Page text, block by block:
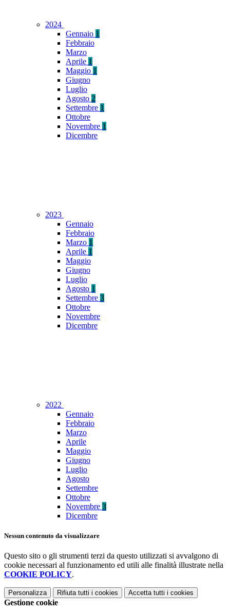
2024
Gennaio 1
Febbraio
Marzo
Aprile 1
Maggio 1
Giugno
Luglio
Agosto 2
Settembre 1
Ottobre
Novembre 1
Dicembre
2023
Gennaio
Febbraio
Marzo 1
Aprile 1
Maggio
Giugno
Luglio
Agosto 1
Settembre 3
Ottobre
Novembre
Dicembre
2022
Gennaio
Febbraio
Marzo
Aprile
Maggio
Giugno
Luglio
Agosto
Settembre
Ottobre
Novembre 3
Dicembre
Nessun contenuto da visualizzare
Questo sito o gli strumenti terzi da questo utilizzati si avvalgono di
cookie necessari al funzionamento ed utili alle finalità illustrate nella
COOKIE POLICY.
Personalizza Rifiuta tutti i cookies Accetta tutti i cookies
Gestione cookie